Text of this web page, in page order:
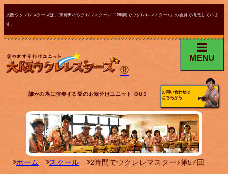
大阪ウクレレスターズは、東梅田のウクレレスクール『2時間でウクレレマスター♪』の会員で構成していま
す。
®
MENU
誰かの為に演奏する愛のお裾分けユニット OUS
お問い合わせは
こちらから
ホーム スクール 2時間でウクレレマスター♪第57回